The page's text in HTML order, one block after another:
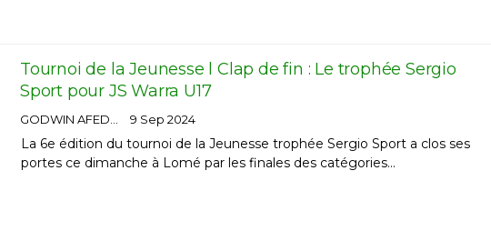
Tournoi de la Jeunesse l Clap de fin : Le trophée Sergio
Sport pour JS Warra U17
9 Sep 2024
La 6e édition du tournoi de la Jeunesse trophée Sergio Sport a clos ses
portes ce dimanche à Lomé par les finales des catégories…